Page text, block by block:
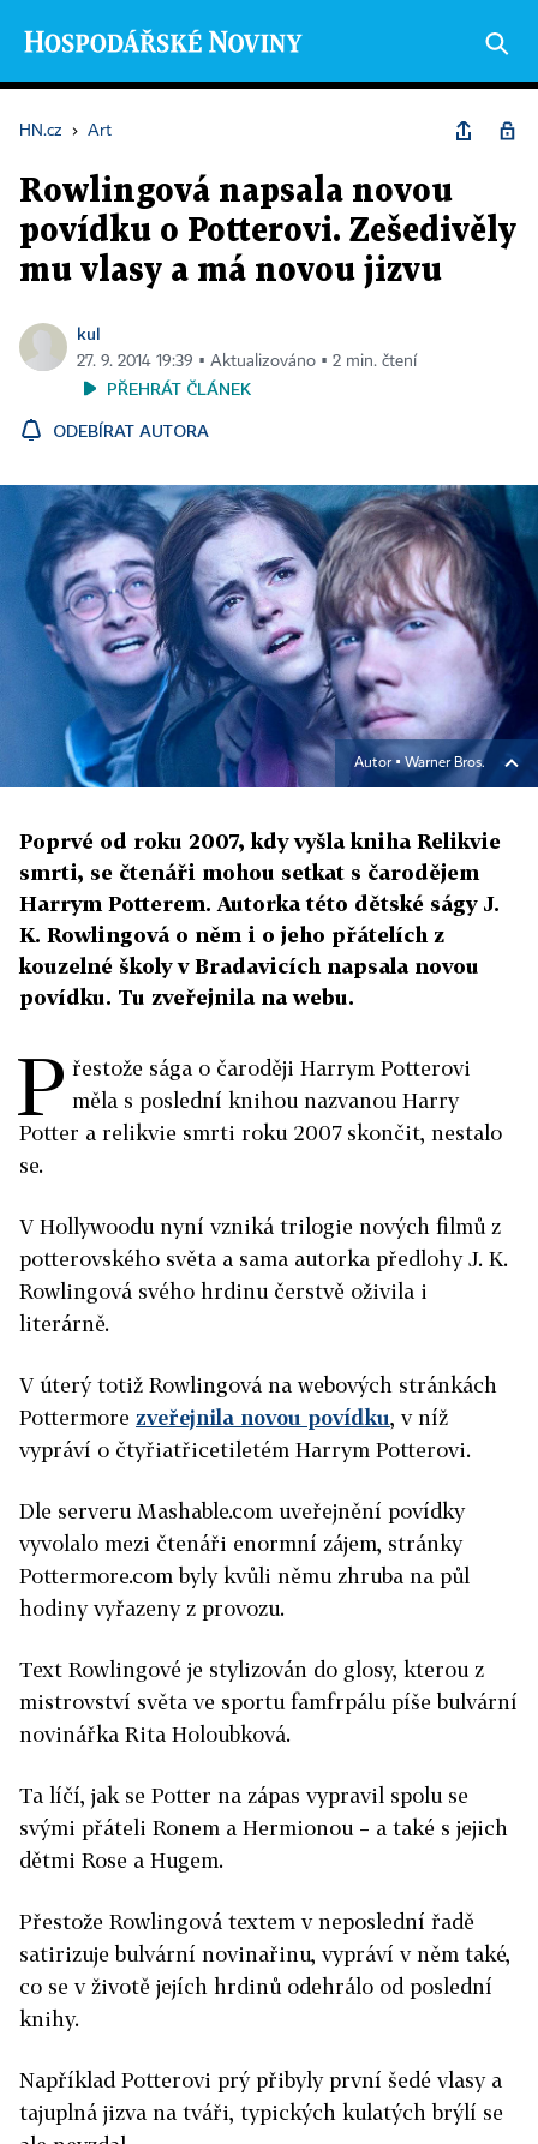
HN.cz › Art
Rowlingová napsala novou
povídku o Potterovi. Zešedivěly
mu vlasy a má novou jizvu
kul
27. 9. 2014 19:39 ▪ Aktualizováno ▪ 2 min. čtení
PŘEHRÁT ČLÁNEK
ODEBÍRAT AUTORA
Autor ▪Warner Bros.
Poprvé od roku 2007, kdy vyšla kniha Relikvie
smrti, se čtenáři mohou setkat s čarodějem
Harrym Potterem. Autorka této dětské ságy J.
K. Rowlingová o něm i o jeho přátelích z
kouzelné školy v Bradavicích napsala novou
povídku. Tu zveřejnila na webu.
P řestože sága o čaroději Harrym Potterovi
měla s poslední knihou nazvanou Harry
Potter a relikvie smrti roku 2007 skončit, nestalo
se.
V Hollywoodu nyní vzniká trilogie nových filmů z
potterovského světa a sama autorka předlohy J. K.
Rowlingová svého hrdinu čerstvě oživila i
literárně.
V úterý totiž Rowlingová na webových stránkách
Pottermore zveřejnila novou povídku, v níž
vypráví o čtyřiatřicetiletém Harrym Potterovi.
Dle serveru Mashable.com uveřejnění povídky
vyvolalo mezi čtenáři enormní zájem, stránky
Pottermore.com byly kvůli němu zhruba na půl
hodiny vyřazeny z provozu.
Text Rowlingové je stylizován do glosy, kterou z
mistrovství světa ve sportu famfrpálu píše bulvární
novinářka Rita Holoubková.
Ta líčí, jak se Potter na zápas vypravil spolu se
svými přáteli Ronem a Hermionou – a také s jejich
dětmi Rose a Hugem.
Přestože Rowlingová textem v neposlední řadě
satirizuje bulvární novinařinu, vypráví v něm také,
co se v životě jejích hrdinů odehrálo od poslední
knihy.
Například Potterovi prý přibyly první šedé vlasy a
tajuplná jizva na tváři, typických kulatých brýlí se